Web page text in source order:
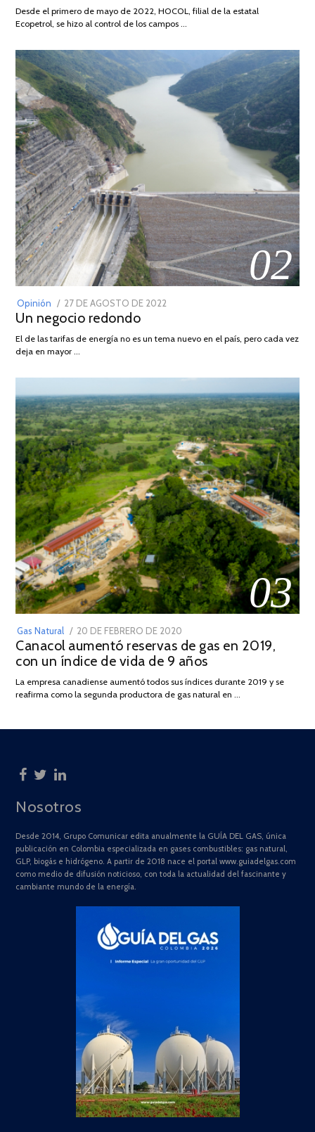
2026
Desde el primero de mayo de 2022, HOCOL, filial de la estatal
Ecopetrol, se hizo al control de los campos …
02
Opinión
POSTED
ON
27 DE AGOSTO DE 2022
DE
Un negocio redondo
El de las tarifas de energía no es un tema nuevo en el país, pero cada vez
deja en mayor …
03
Gas Natural
POSTED
ON
20 DE FEBRERO DE 2020
DE
JULIO
2025
Canacol aumentó reservas de gas en 2019,
con un índice de vida de 9 años
La empresa canadiense aumentó todos sus índices durante 2019 y se
reafirma como la segunda productora de gas natural en …
Nosotros
Desde 2014, Grupo Comunicar edita anualmente la GUÍA DEL GAS, única
publicación en Colombia especializada en gases combustibles: gas natural,
GLP, biogás e hidrógeno. A partir de 2018 nace el portal www.guiadelgas.com
como medio de difusión noticioso, con toda la actualidad del fascinante y
cambiante mundo de la energía.